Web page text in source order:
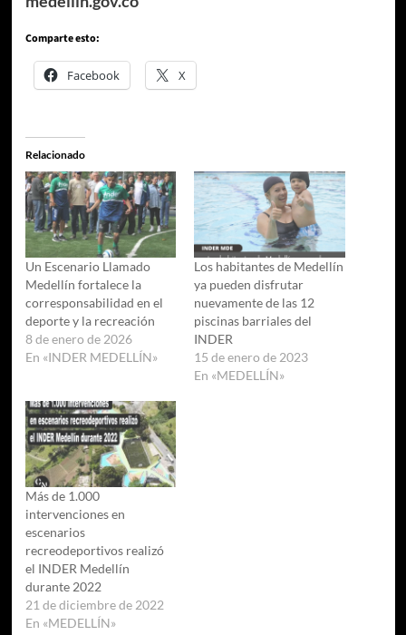
Comparte esto:
Facebook X
Relacionado
Un Escenario Llamado
Medellín fortalece la
corresponsabilidad en el
deporte y la recreación
8 de enero de 2026
En «INDER MEDELLÍN»
Los habitantes de Medellín
ya pueden disfrutar
nuevamente de las 12
piscinas barriales del
INDER
15 de enero de 2023
En «MEDELLÍN»
Más de 1.000
intervenciones en
escenarios
recreodeportivos realizó
el INDER Medellín
durante 2022
21 de diciembre de 2022
En «MEDELLÍN»